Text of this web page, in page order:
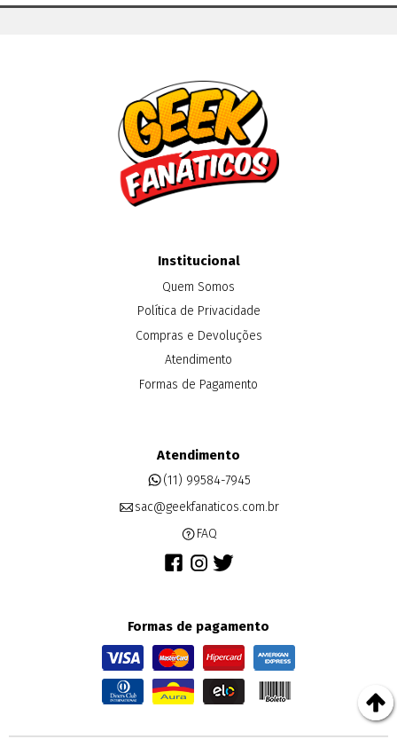
Institucional
Quem Somos
Política de Privacidade
Compras e Devoluções
Atendimento
Formas de Pagamento
Atendimento
(11) 99584-7945
sac@geekfanaticos.com.br
FAQ
Formas de pagamento